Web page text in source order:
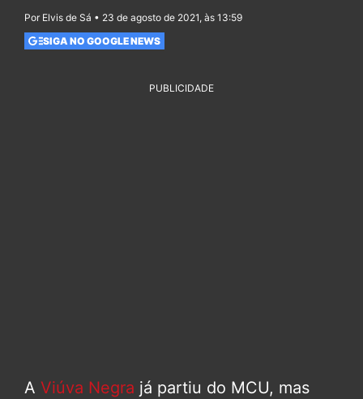
Por Elvis de Sá • 23 de agosto de 2021, às 13:59
SIGA NO GOOGLE NEWS
PUBLICIDADE
A Viúva Negra já partiu do MCU, mas